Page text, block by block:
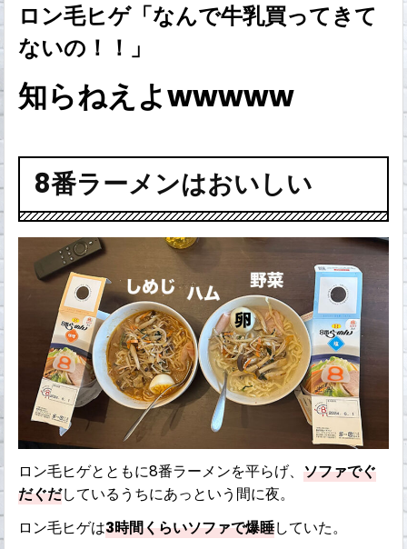
ロン毛ヒゲ「なんで牛乳買ってきて
ないの！！」
知らねえよwwwww
8番ラーメンはおいしい
ロン毛ヒゲとともに8番ラーメンを平らげ、ソファでぐ
だぐだしているうちにあっという間に夜。
ロン毛ヒゲは3時間くらいソファで爆睡していた。